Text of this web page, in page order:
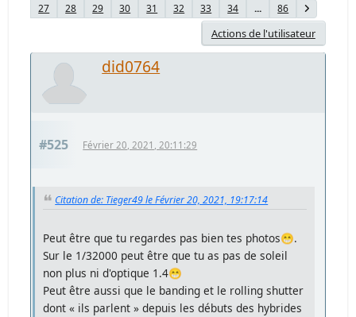
27
28 29 30 31 32 33 34 ... 86
Actions de l'utilisateur
did0764
#525 Février 20, 2021, 20:11:29
Citation de: Tieger49 le Février 20, 2021, 19:17:14
Peut être que tu regardes pas bien tes photos😁.
Sur le 1/32000 peut être que tu as pas de soleil
non plus ni d'optique 1.4😁
Peut être aussi que le banding et le rolling shutter
dont « ils parlent » depuis les débuts des hybrides